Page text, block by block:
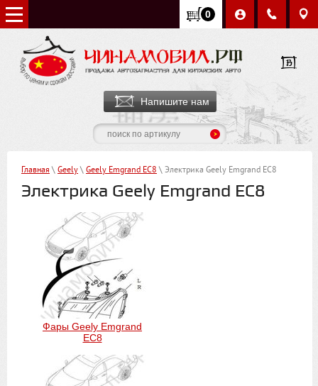
0
Напишите нам
Главная \ Geely \ Geely Emgrand EC8 \ Электрика Geely Emgrand EC8
Электрика Geely Emgrand EC8
Фары Geely Emgrand
EC8